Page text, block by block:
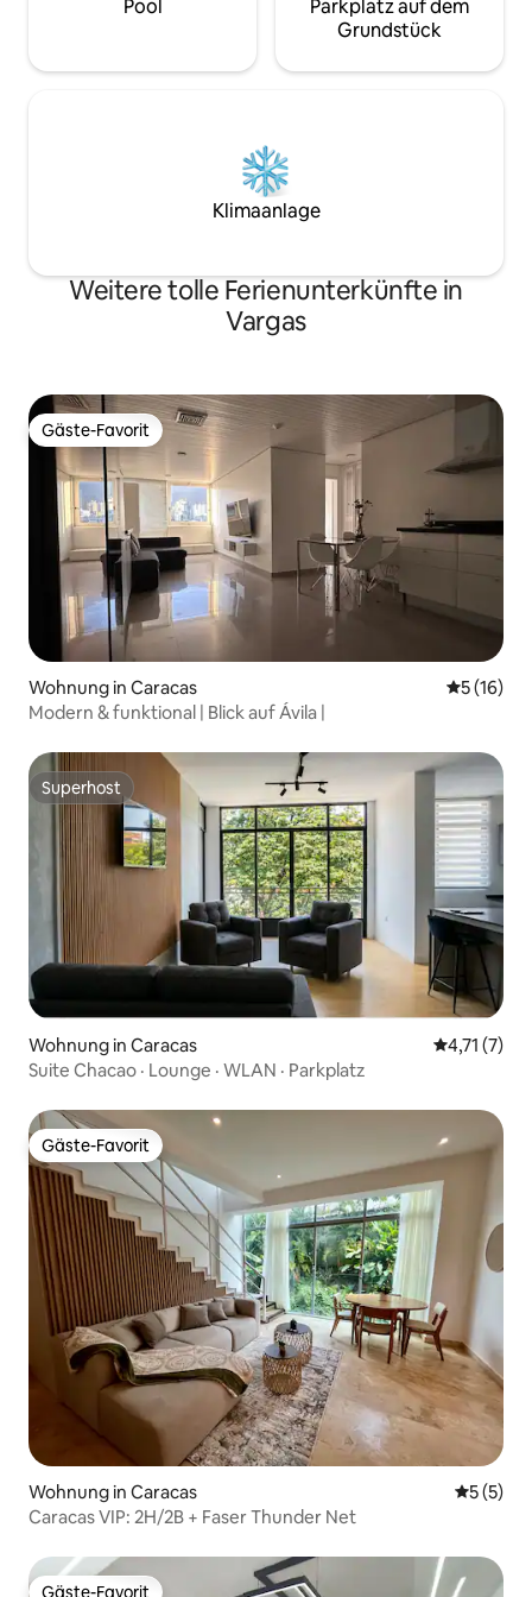
Pool
Parkplatz auf dem
Grundstück
Klimaanlage
Weitere tolle Ferienunterkünfte in
Vargas
Gäste-Favorit
Gäste-Favorit
Wohnung in Caracas
5 (16)
Modern & funktional | Blick auf Ávila |
Superhost
Superhost
Wohnung in Caracas
4,71 (7)
Suite Chacao · Lounge · WLAN · Parkplatz
Gäste-Favorit
Gäste-Favorit
Wohnung in Caracas
5 (5)
Caracas VIP: 2H/2B + Faser Thunder Net
Gäste-Favorit